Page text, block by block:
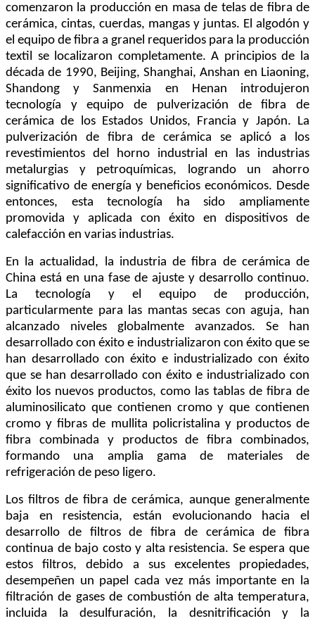
comenzaron la producción en masa de telas de fibra de
cerámica, cintas, cuerdas, mangas y juntas. El algodón y
el equipo de fibra a granel requeridos para la producción
textil se localizaron completamente. A principios de la
década de 1990, Beijing, Shanghai, Anshan en Liaoning,
Shandong y Sanmenxia en Henan introdujeron
tecnología y equipo de pulverización de fibra de
cerámica de los Estados Unidos, Francia y Japón. La
pulverización de fibra de cerámica se aplicó a los
revestimientos del horno industrial en las industrias
metalurgias y petroquímicas, logrando un ahorro
significativo de energía y beneficios económicos. Desde
entonces, esta tecnología ha sido ampliamente
promovida y aplicada con éxito en dispositivos de
calefacción en varias industrias.
En la actualidad, la industria de fibra de cerámica de
China está en una fase de ajuste y desarrollo continuo.
La tecnología y el equipo de producción,
particularmente para las mantas secas con aguja, han
alcanzado niveles globalmente avanzados. Se han
desarrollado con éxito e industrializaron con éxito que se
han desarrollado con éxito e industrializado con éxito
que se han desarrollado con éxito e industrializado con
éxito los nuevos productos, como las tablas de fibra de
aluminosilicato que contienen cromo y que contienen
cromo y fibras de mullita policristalina y productos de
fibra combinada y productos de fibra combinados,
formando una amplia gama de materiales de
refrigeración de peso ligero.
Los filtros de fibra de cerámica, aunque generalmente
baja en resistencia, están evolucionando hacia el
desarrollo de filtros de fibra de cerámica de fibra
continua de bajo costo y alta resistencia. Se espera que
estos filtros, debido a sus excelentes propiedades,
desempeñen un papel cada vez más importante en la
filtración de gases de combustión de alta temperatura,
incluida la desulfuración, la desnitrificación y la